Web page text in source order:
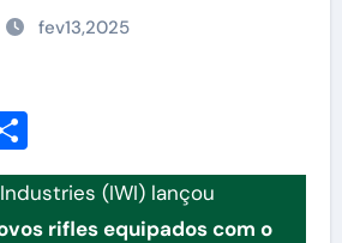
fev13,2025
Share
rifles equipados com o